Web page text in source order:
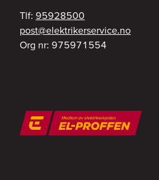
Tlf: 95928500
on.ecivresrekirtkele@tsop
Org nr: 975971554